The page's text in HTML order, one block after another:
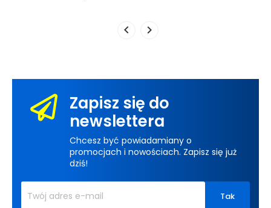
Zapisz się do
newslettera
Chcesz być powiadamiany o
promocjach i nowościach. Zapisz się już
dziś!